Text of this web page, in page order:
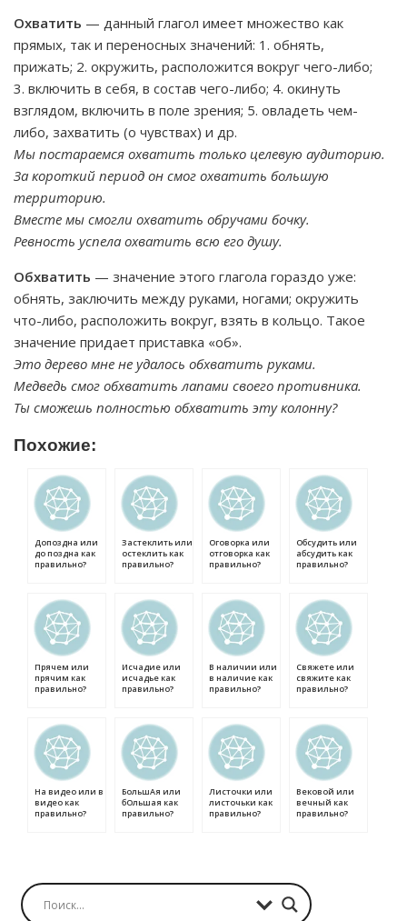
Охватить — данный глагол имеет множество как
прямых, так и переносных значений: 1. обнять,
прижать; 2. окружить, расположится вокруг чего-либо;
3. включить в себя, в состав чего-либо; 4. окинуть
взглядом, включить в поле зрения; 5. овладеть чем-
либо, захватить (о чувствах) и др.
Мы постараемся охватить только целевую аудиторию.
За короткий период он смог охватить большую
территорию.
Вместе мы смогли охватить обручами бочку.
Ревность успела охватить всю его душу.
Обхватить — значение этого глагола гораздо уже:
обнять, заключить между руками, ногами; окружить
что-либо, расположить вокруг, взять в кольцо. Такое
значение придает приставка «об».
Это дерево мне не удалось обхватить руками.
Медведь смог обхватить лапами своего противника.
Ты сможешь полностью обхватить эту колонну?
Похожие:
Допоздна или
до поздна как
правильно?
Застеклить или
остеклить как
правильно?
Оговорка или
отговорка как
правильно?
Обсудить или
абсудить как
правильно?
Прячем или
прячим как
правильно?
Исчадие или
исчадье как
правильно?
В наличии или
в наличие как
правильно?
Свяжете или
свяжите как
правильно?
На видео или в
видео как
правильно?
БольшАя или
бОльшая как
правильно?
Листочки или
листочьки как
правильно?
Вековой или
вечный как
правильно?